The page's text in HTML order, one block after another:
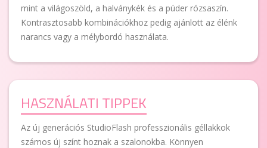
mint a világoszöld, a halványkék és a púder rózsaszín.
Kontrasztosabb kombinációkhoz pedig ajánlott az élénk
narancs vagy a mélybordó használata.
HASZNÁLATI TIPPEK
Az új generációs StudioFlash professzionális géllakkok
számos új színt hoznak a szalonokba. Könnyen